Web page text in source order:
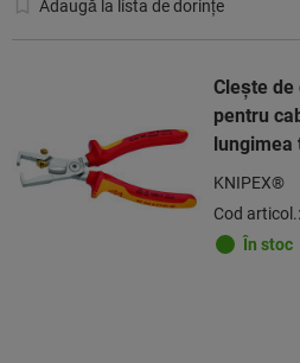
Adaugă la lista de dorințe
Cleşte
pentru
lungimea
KNIPEX®
Cod
În stoc